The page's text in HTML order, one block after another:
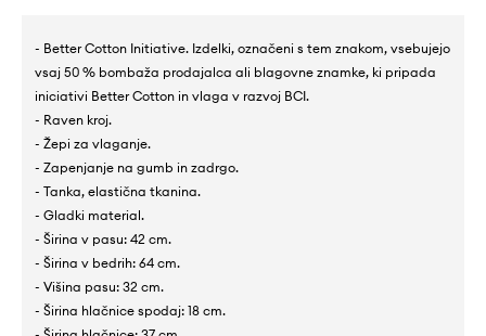
- Better Cotton Initiative. Izdelki, označeni s tem znakom, vsebujejo
vsaj 50 % bombaža prodajalca ali blagovne znamke, ki pripada
iniciativi Better Cotton in vlaga v razvoj BCI.
- Raven kroj.
- Žepi za vlaganje.
- Zapenjanje na gumb in zadrgo.
- Tanka, elastična tkanina.
- Gladki material.
- Širina v pasu: 42 cm.
- Širina v bedrih: 64 cm.
- Višina pasu: 32 cm.
- Širina hlačnice spodaj: 18 cm.